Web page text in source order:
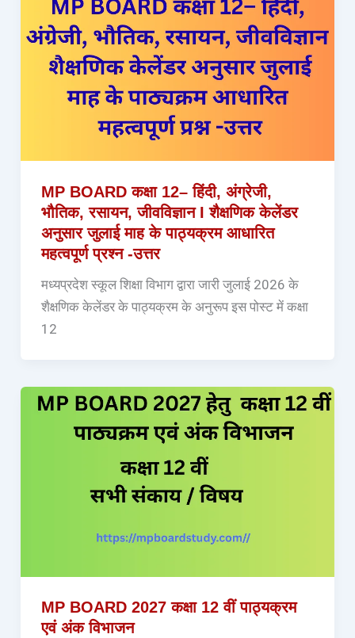
MP BOARD कक्षा 12– हिंदी, अंग्रेजी,
भौतिक, रसायन, जीवविज्ञान I शैक्षणिक केलेंडर
अनुसार जुलाई माह के पाठ्यक्रम आधारित
महत्वपूर्ण प्रश्न -उत्तर
मध्यप्रदेश स्कूल शिक्षा विभाग द्वारा जारी जुलाई 2026 के
शैक्षणिक केलेंडर के पाठ्यक्रम के अनुरूप इस पोस्ट में कक्षा
12
MP BOARD 2027 कक्षा 12 वीं पाठ्यक्रम
एवं अंक विभाजन